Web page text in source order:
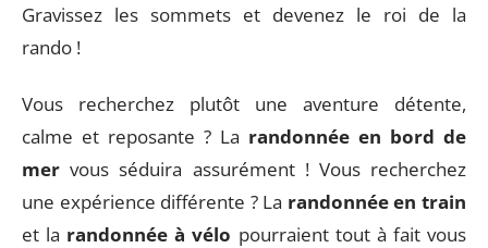
Gravissez les sommets et devenez le roi de la
rando !
Vous recherchez plutôt une aventure détente,
calme et reposante ? La randonnée en bord de
mer vous séduira assurément ! Vous recherchez
une expérience différente ? La randonnée en train
et la randonnée à vélo pourraient tout à fait vous